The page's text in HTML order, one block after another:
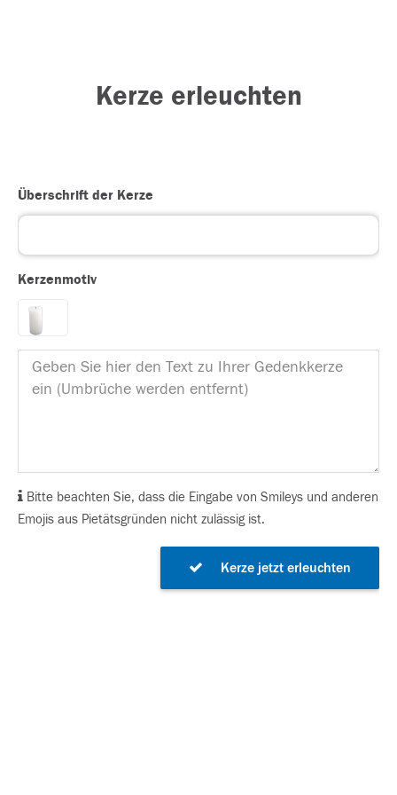
Kerze erleuchten
Überschrift der Kerze
Kerzenmotiv
Bitte beachten Sie, dass die Eingabe von Smileys und anderen
Emojis aus Pietätsgründen nicht zulässig ist.
Kerze jetzt erleuchten